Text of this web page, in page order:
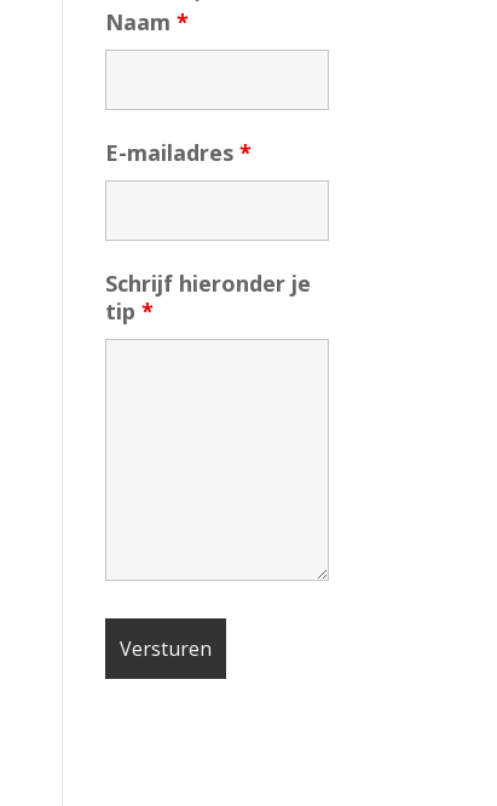
Naam*
E-mailadres*
Schrijf hieronder je
tip*